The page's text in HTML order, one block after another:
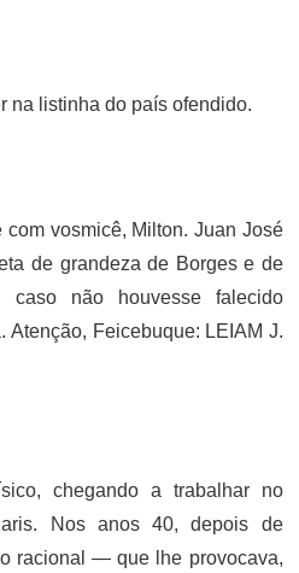
na listinha do país ofendido.
vosmicê, Milton. Juan José
de grandeza de Borges e de
caso não houvesse falecido
Atenção, Feicebuque: LEIAM J.
chegando a trabalhar no
Nos anos 40, depois de
racional — que lhe provocava,